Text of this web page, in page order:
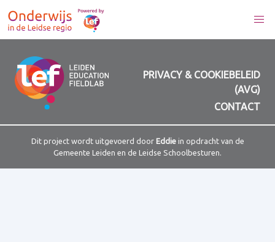
PRIVACY & COOKIEBELEID
(AVG)
CONTACT
Dit project wordt uitgevoerd door Eddiein opdracht van de
Gemeente Leiden en de Leidse Schoolbesturen.